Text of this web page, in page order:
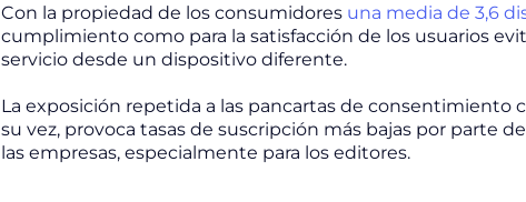
Con la propiedad de los consumidores una media de 3,6
cumplimiento como para la satisfacción de los usuarios
servicio desde un dispositivo diferente.
La exposición repetida a las pancartas de consentimiento
su vez, provoca tasas de suscripción más bajas por parte
las empresas, especialmente para los editores.